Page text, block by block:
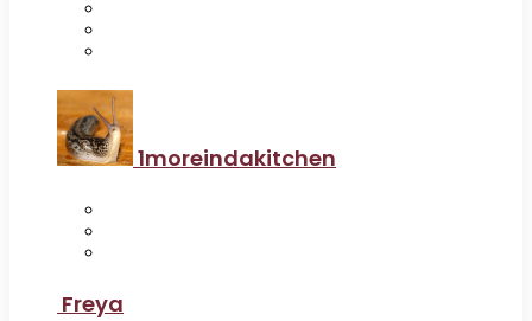
1moreindakitchen
Freya